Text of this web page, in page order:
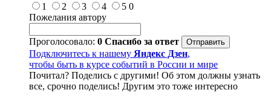
1
2 3 4 5 0
Пожелания автору
Проголосовало: 0 Спасибо за ответ
Подключитесь к нашему Яндекс Дзен,
чтобы быть в курсе событий в России и мире
Почитал? Поделись с другими! Об этом должны узнать
все, срочно поделись! Другим это тоже интересно